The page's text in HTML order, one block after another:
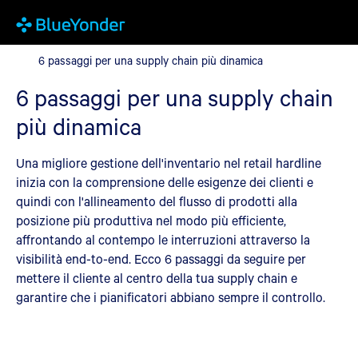
6 passaggi per una supply chain più dinamica
6 passaggi per una supply chain più dinamica
6 passaggi per una supply chain
più dinamica
Una migliore gestione dell'inventario nel retail hardline
inizia con la comprensione delle esigenze dei clienti e
quindi con l'allineamento del flusso di prodotti alla
posizione più produttiva nel modo più efficiente,
affrontando al contempo le interruzioni attraverso la
visibilità end-to-end. Ecco 6 passaggi da seguire per
mettere il cliente al centro della tua supply chain e
garantire che i pianificatori abbiano sempre il controllo.